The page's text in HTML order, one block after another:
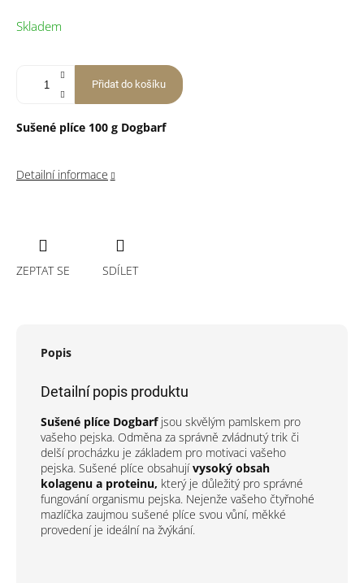
cena:
Skladem
Přidat do košíku
Sušené plíce 100 g Dogbarf
Detailní informace
ZEPTAT SE SDÍLET
Popis
Detailní popis produktu
Sušené plíce Dogbarfjsou skvělým pamlskem pro
vašeho pejska. Odměna za správně zvládnutý trik či
delší procházku je základem pro motivaci vašeho
pejska. Sušené plíce obsahujívysoký obsah
kolagenu a proteinu, který je důležitý pro správné
fungování organismu pejska. Nejenže vašeho čtyřnohé
mazlíčka zaujmou sušené plíce svou vůní, měkké
provedení je ideální na žvýkání.